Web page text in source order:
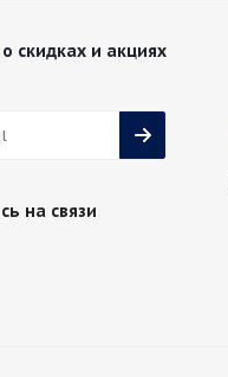
скидках и акциях
на связи